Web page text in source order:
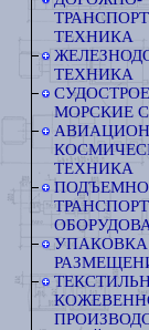
ТЕХНИКА
ТЕХНИКА
МОРСКИЕ
ТЕХНИКА